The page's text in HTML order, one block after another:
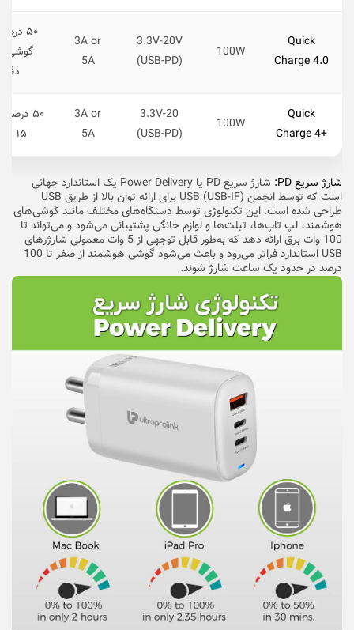
Quick
Charge 4.0
100W
3.3V-20V
(USB-PD)
3A or
5A
۵۰
Quick
Charge 4+
100W
3.3V-20
(USB-PD)
3A or
5A
۵۰
۱۵ دقیقه
شارژ سریع PD:
شارژ سریع PD یا Power Delivery یک استاندارد جهانی
است که توسط انجمن USB (USB-IF) برای ارائه توان بالا از طریق USB
طراحی شده است. این تکنولوژی توسط دستگاه‌های مختلف مانند گوشی‌های
هوشمند، لپ تاپ‌ها، تبلت‌ها و لوازم خانگی پشتیبانی می‌شود و می‌تواند تا
100 وات برق ارائه دهد که به‌طور قابل توجهی از 5 وات معمولی شارژرهای
USB استاندارد فراتر می‌رود و باعث می‌شود گوشی هوشمند از صفر تا 100
درصد در حدود یک ساعت شارژ شوند.